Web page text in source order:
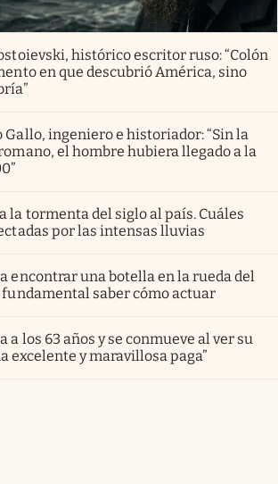
histórico escritor ruso: “Colón
en que descubrió América, sino
Gallo, ingeniero e historiador: “Sin la
el hombre hubiera llegado a la
la tormenta del siglo al país. Cuáles
por las intensas lluvias
encontrar una botella en la rueda del
fundamental saber cómo actuar
a los 63 años y se conmueve al ver su
excelente y maravillosa paga”